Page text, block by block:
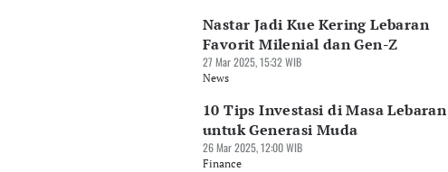
Nastar Jadi Kue Kering Lebaran
Favorit Milenial dan Gen-Z
27 Mar 2025, 15:32 WIB
News
10 Tips Investasi di Masa Lebaran
untuk Generasi Muda
26 Mar 2025, 12:00 WIB
Finance